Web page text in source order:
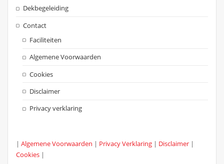
Dekbegeleiding
Contact
Faciliteiten
Algemene Voorwaarden
Cookies
Disclaimer
Privacy verklaring
|Algemene Voorwaarden | Privacy Verklaring | Disclaimer |
Cookies |